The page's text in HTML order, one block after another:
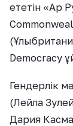
ететін «Ар
Democracy
Гендерлік
(Лейла
Дария